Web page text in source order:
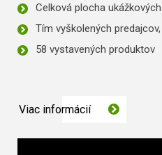
Celková plocha
Tím vyškolených
58 vystavených produktov
Viac informácií